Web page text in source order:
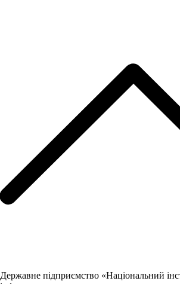
Державне підприємство «Національний